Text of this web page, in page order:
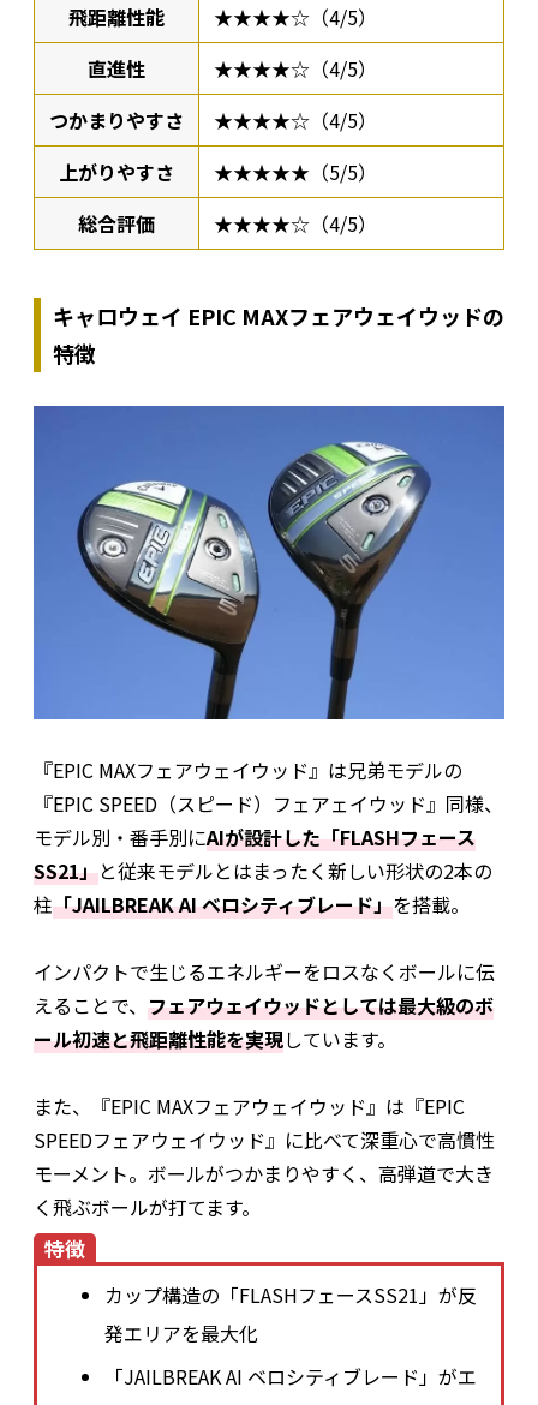
飛距離性能
★★★★☆（4/5）
直進性
★★★★☆（4/5）
つかまりやすさ
★★★★☆（4/5）
上がりやすさ
★★★★★（5/5）
総合評価
★★★★☆（4/5）
キャロウェイ EPIC MAXフェアウェイウッドの
特徴
『EPIC MAXフェアウェイウッド』は兄弟モデルの
『EPIC SPEED（スピード）フェアェイウッド』同様、
モデル別・番手別にAIが設計した「FLASHフェース
SS21」と従来モデルとはまったく新しい形状の2本の
柱「JAILBREAK AI ベロシティブレード」を搭載。
インパクトで生じるエネルギーをロスなくボールに伝
えることで、 フェアウェイウッドとしては最大級のボ
ール初速と飛距離性能を実現しています。
また、『EPIC MAXフェアウェイウッド』は『EPIC
SPEEDフェアウェイウッド』に比べて深重心で高慣性
モーメント。ボールがつかまりやすく、高弾道で大き
く飛ぶボールが打てます。
特徴
カップ構造の「FLASHフェースSS21」が反
発エリアを最大化
「JAILBREAK AI ベロシティブレード」がエ